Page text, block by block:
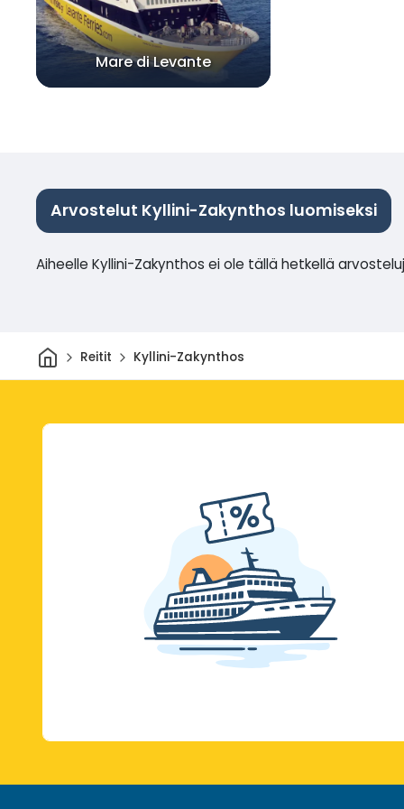
Mare di Levante
Arvostelut Kyllini-Zakynthos luomiseksi
Aiheelle Kyllini-Zakynthos ei ole tällä hetkellä
KotiinReitit Kyllini-Zakynthos